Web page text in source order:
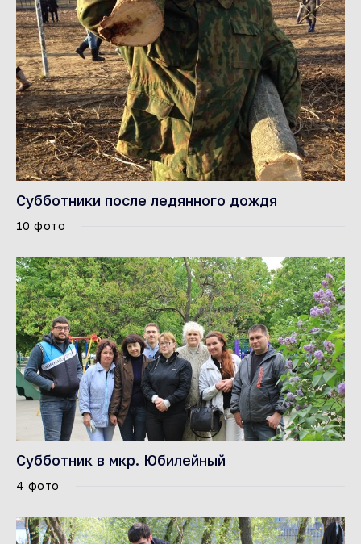
Субботники после ледянного дождя
10 фото
Субботник в мкр. Юбилейный
4 фото